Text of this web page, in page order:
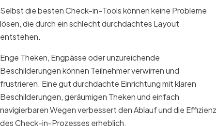
Selbst die besten Check-in-Tools können keine Probleme
lösen, die durch ein schlecht durchdachtes Layout
entstehen.
Enge Theken, Engpässe oder unzureichende
Beschilderungen können Teilnehmer verwirren und
frustrieren. Eine gut durchdachte Einrichtung mit klaren
Beschilderungen, geräumigen Theken und einfach
navigierbaren Wegen verbessert den Ablauf und die Effizienz
des Check-in-Prozesses erheblich.